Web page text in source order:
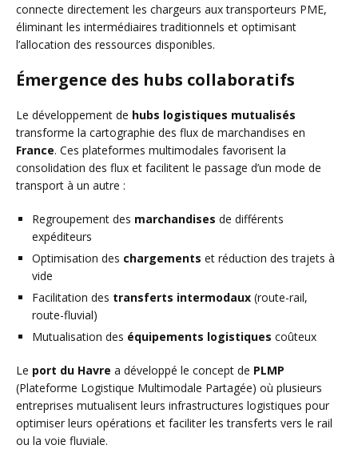
connecte directement les chargeurs aux transporteurs PME,
éliminant les intermédiaires traditionnels et optimisant
l’allocation des ressources disponibles.
Émergence des hubs collaboratifs
Le développement de hubs logistiques mutualisés
transforme la cartographie des flux de marchandises en
France. Ces plateformes multimodales favorisent la
consolidation des flux et facilitent le passage d’un mode de
transport à un autre :
Regroupement des marchandises de différents
expéditeurs
Optimisation des chargements et réduction des trajets à
vide
Facilitation des transferts intermodaux (route-rail,
route-fluvial)
Mutualisation des équipements logistiques coûteux
Le port du Havre a développé le concept de PLMP
(Plateforme Logistique Multimodale Partagée) où plusieurs
entreprises mutualisent leurs infrastructures logistiques pour
optimiser leurs opérations et faciliter les transferts vers le rail
ou la voie fluviale.